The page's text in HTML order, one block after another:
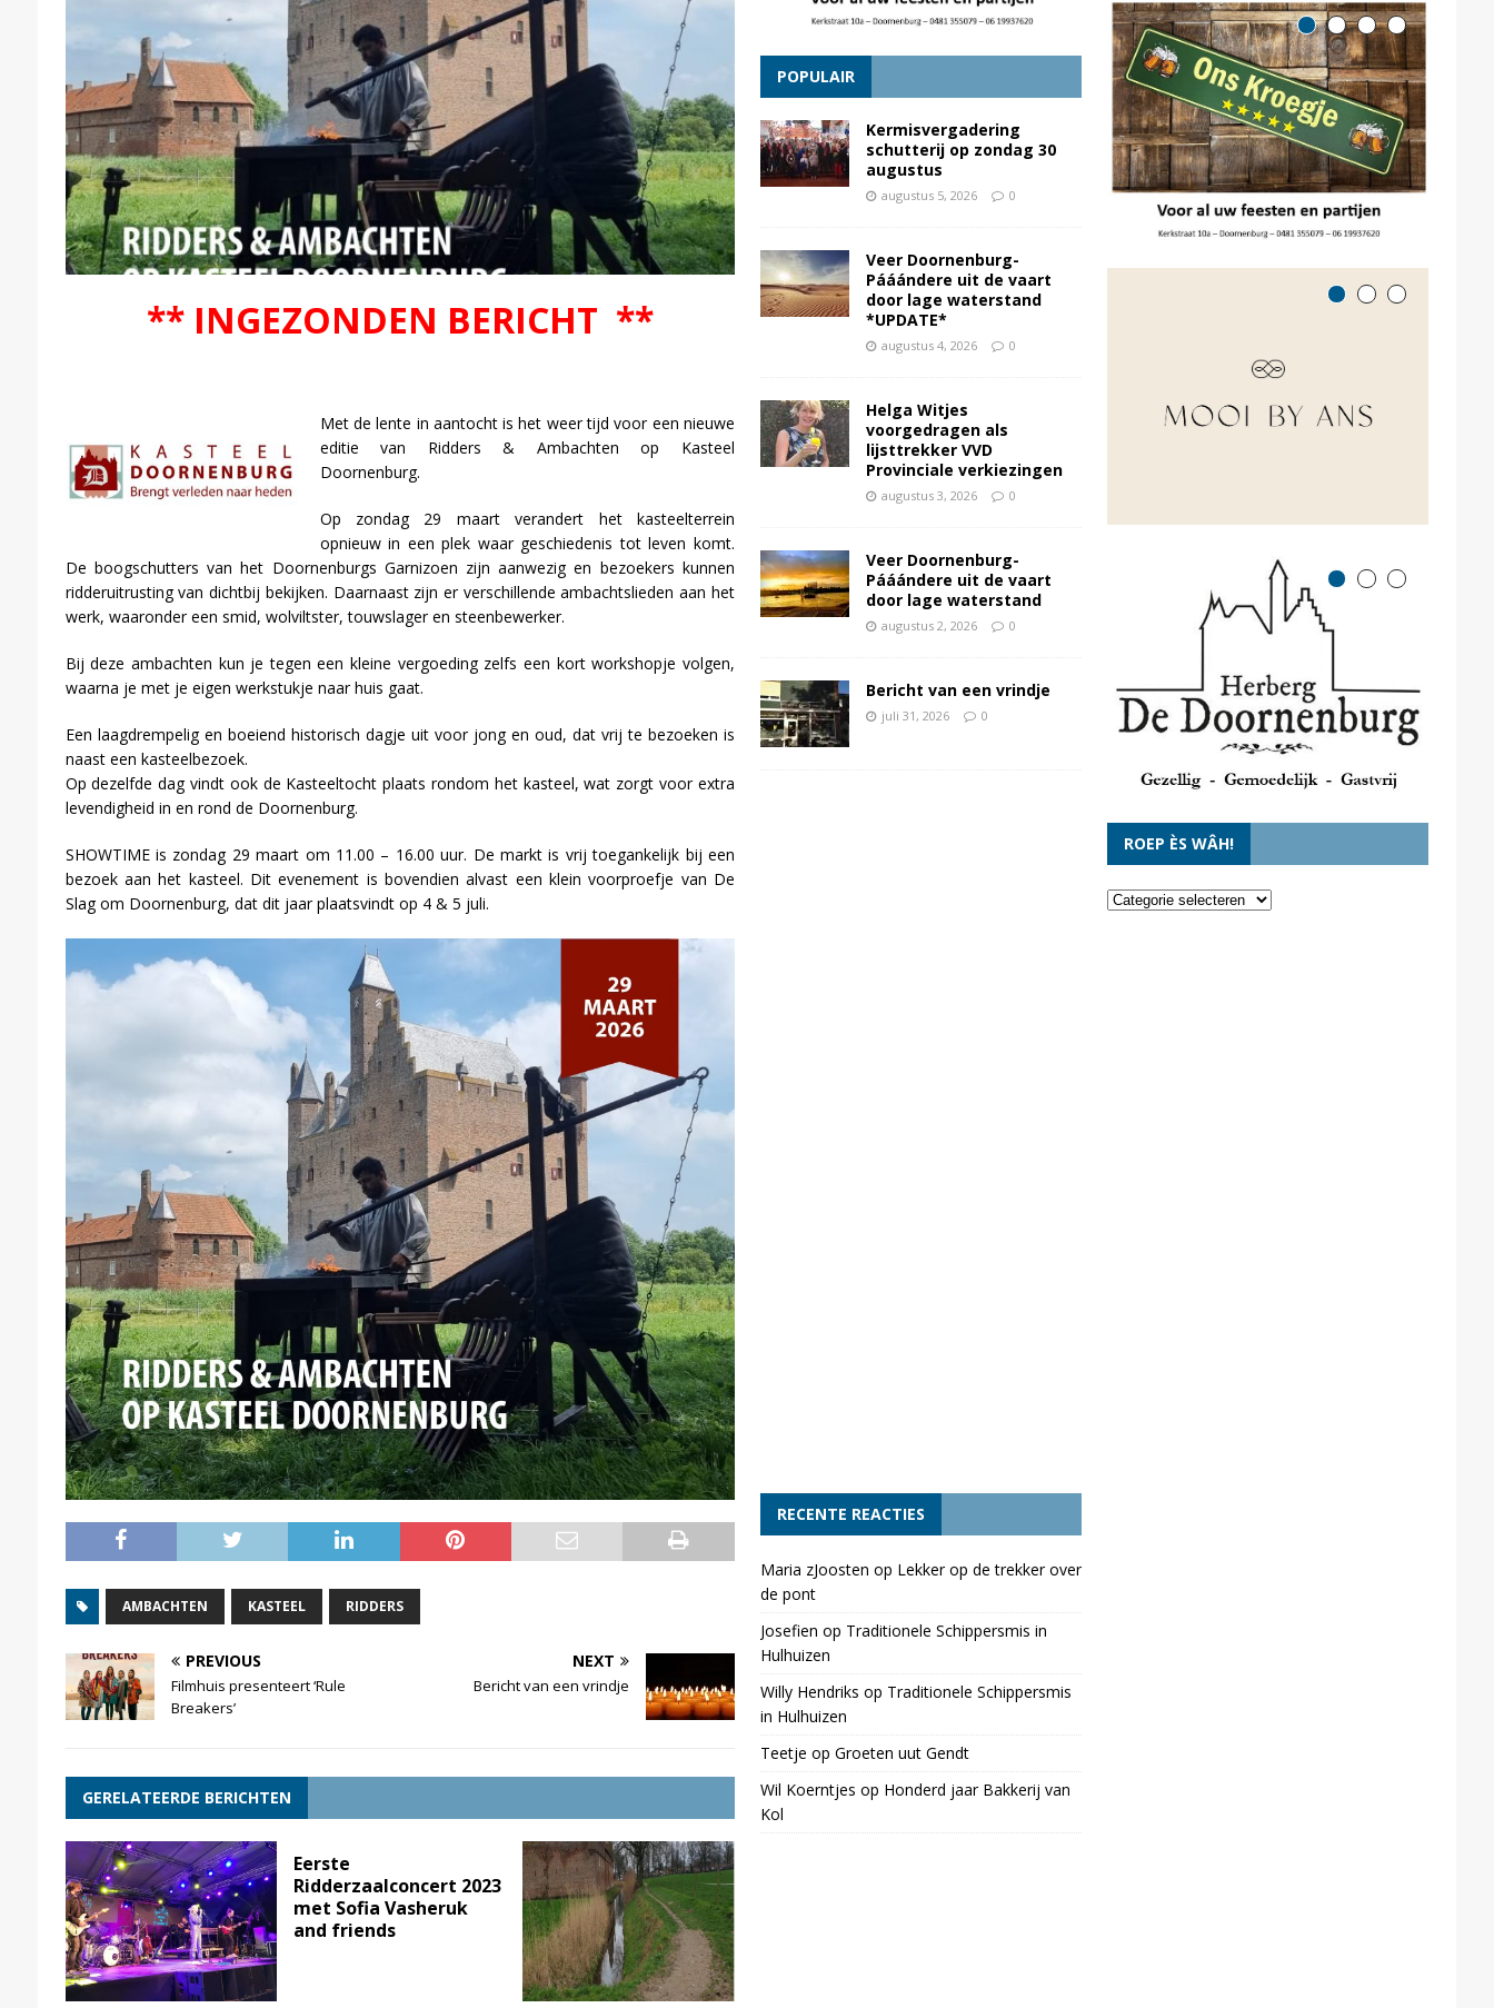
** INGEZONDEN BERICHT **
Met de lente in aantocht is het weer tijd voor een nieuwe
editie van Ridders & Ambachten op Kasteel
Doornenburg.
Op zondag 29 maart verandert het kasteelterrein
opnieuw in een plek waar geschiedenis tot leven komt.
De boogschutters van het Doornenburgs Garnizoen zijn aanwezig en bezoekers kunnen
ridderuitrusting van dichtbij bekijken. Daarnaast zijn er verschillende ambachtslieden aan het
werk, waaronder een smid, wolviltster, touwslager en steenbewerker.
Bij deze ambachten kun je tegen een kleine vergoeding zelfs een kort workshopje volgen,
waarna je met je eigen werkstukje naar huis gaat.
Een laagdrempelig en boeiend historisch dagje uit voor jong en oud, dat vrij te bezoeken is
naast een kasteelbezoek.
Op dezelfde dag vindt ook de Kasteeltocht plaats rondom het kasteel, wat zorgt voor extra
levendigheid in en rond de Doornenburg.
SHOWTIME is zondag 29 maart om 11.00 – 16.00 uur. De markt is vrij toegankelijk bij een
bezoek aan het kasteel. Dit evenement is bovendien alvast een klein voorproefje van De
Slag om Doornenburg, dat dit jaar plaatsvindt op 4 & 5 juli.
AMBACHTEN KASTEEL RIDDERS
PREVIOUS
Filmhuis presenteert ‘Rule
Breakers’
NEXT
Bericht van een vrindje
GERELATEERDE BERICHTEN
Eerste
Ridderzaalconcert 2023
met Sofia Vasheruk
and friends
POPULAIR
Kermisvergadering
schutterij op zondag 30
augustus
augustus 5, 2026 0
Veer Doornenburg-
Pááándere uit de vaart
door lage waterstand
*UPDATE*
augustus 4, 2026 0
Helga Witjes
voorgedragen als
lijsttrekker VVD
Provinciale verkiezingen
augustus 3, 2026 0
Veer Doornenburg-
Pááándere uit de vaart
door lage waterstand
augustus 2, 2026 0
Bericht van een vrindje
juli 31, 2026 0
RECENTE REACTIES
Maria zJoosten op Lekker op de trekker over
de pont
Josefien op Traditionele Schippersmis in
Hulhuizen
Willy Hendriks op Traditionele Schippersmis
in Hulhuizen
Teetje op Groeten uut Gendt
Wil Koerntjes op Honderd jaar Bakkerij van
Kol
ROEP ÈS WÂH!